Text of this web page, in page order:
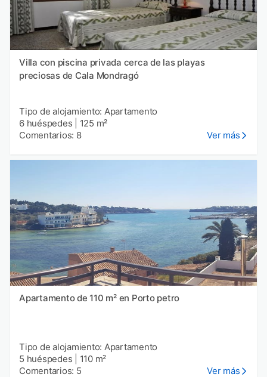
Villa con piscina privada cerca de las playas
preciosas de Cala Mondragó
Tipo de alojamiento: Apartamento
6 huéspedes
125 m²
Comentarios: 8
Ver más
Apartamento de 110 m² en Porto petro
Tipo de alojamiento: Apartamento
5 huéspedes
110 m²
Comentarios: 5
Ver más